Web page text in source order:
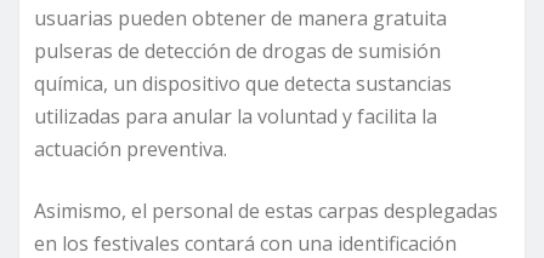
usuarias pueden obtener de manera gratuita
pulseras de detección de drogas de sumisión
química, un dispositivo que detecta sustancias
utilizadas para anular la voluntad y facilita la
actuación preventiva.
Asimismo, el personal de estas carpas desplegadas
en los festivales contará con una identificación